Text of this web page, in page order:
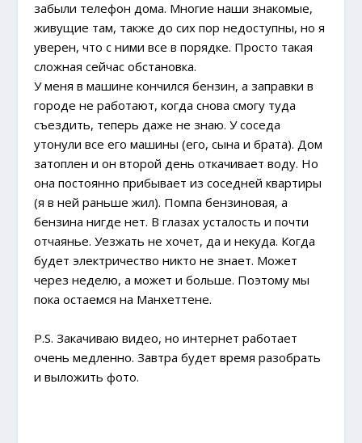
забыли телефон дома. Многие наши знакомые,
живущие там, также до сих пор недоступны, но я
уверен, что с ними все в порядке. Просто такая
сложная сейчас обстановка.
У меня в машине кончился бензин, а заправки в
городе не работают, когда снова смогу туда
съездить, теперь даже не знаю. У соседа
утонули все его машины (его, сына и брата). Дом
затоплен и он второй день откачивает воду. Но
она постоянно прибывает из соседней квартиры
(я в ней раньше жил). Помпа бензиновая, а
бензина нигде нет. В глазах усталость и почти
отчаянье. Уезжать не хочет, да и некуда. Когда
будет электричество никто не знает. Может
через неделю, а может и больше. Поэтому мы
пока остаемся на Манхеттене.
P.S. Закачиваю видео, но интернет работает
очень медленно. Завтра будет время разобрать
и выложить фото.